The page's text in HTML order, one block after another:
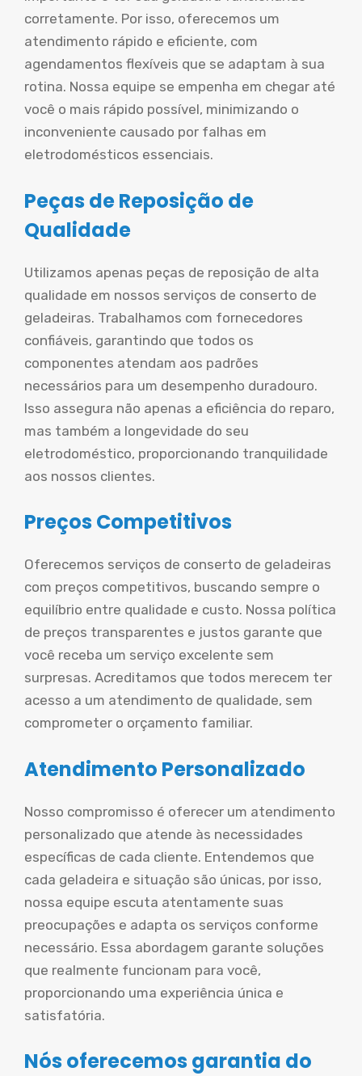
corretamente. Por isso, oferecemos um
atendimento rápido e eficiente, com
agendamentos flexíveis que se adaptam à sua
rotina. Nossa equipe se empenha em chegar até
você o mais rápido possível, minimizando o
inconveniente causado por falhas em
eletrodomésticos essenciais.
Peças de Reposição de
Qualidade
Utilizamos apenas peças de reposição de alta
qualidade em nossos serviços de conserto de
geladeiras. Trabalhamos com fornecedores
confiáveis, garantindo que todos os
componentes atendam aos padrões
necessários para um desempenho duradouro.
Isso assegura não apenas a eficiência do reparo,
mas também a longevidade do seu
eletrodoméstico, proporcionando tranquilidade
aos nossos clientes.
Preços Competitivos
Oferecemos serviços de conserto de geladeiras
com preços competitivos, buscando sempre o
equilíbrio entre qualidade e custo. Nossa política
de preços transparentes e justos garante que
você receba um serviço excelente sem
surpresas. Acreditamos que todos merecem ter
acesso a um atendimento de qualidade, sem
comprometer o orçamento familiar.
Atendimento Personalizado
Nosso compromisso é oferecer um atendimento
personalizado que atende às necessidades
específicas de cada cliente. Entendemos que
cada geladeira e situação são únicas, por isso,
nossa equipe escuta atentamente suas
preocupações e adapta os serviços conforme
necessário. Essa abordagem garante soluções
que realmente funcionam para você,
proporcionando uma experiência única e
satisfatória.
Nós oferecemos garantia do